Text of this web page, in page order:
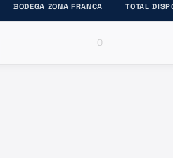
BODEGA ZONA FRANCA TOTAL
0